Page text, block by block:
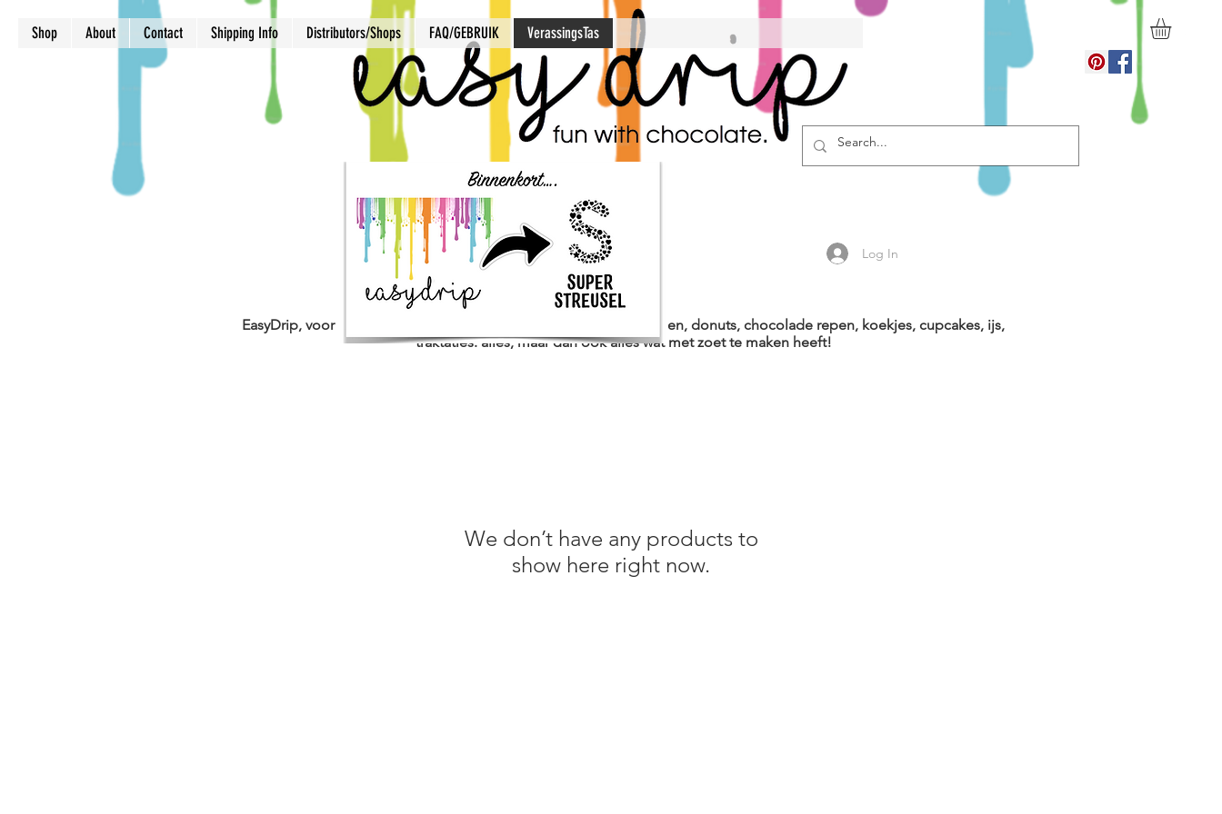
Shop About Contact Shipping Info Distributors/Shops FAQ/GEBRUIK VerassingsTas
Log In
EasyDrip, voor driptaarten, maar ook voor zelfgemaakte versieringen, donuts, chocolade repen, koekjes, cupcakes, ijs,
traktaties: alles, maar dan ook alles wat met zoet te maken heeft!
We don’t have any products to
show here right now.